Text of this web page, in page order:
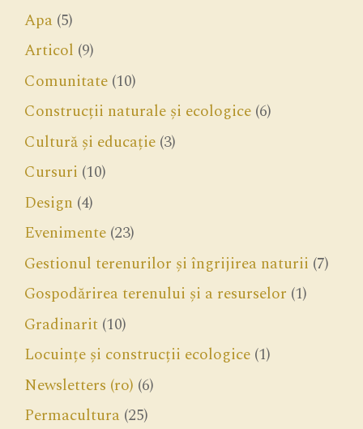
Apa (5)
Articol (9)
Comunitate (10)
Construcții naturale și ecologice (6)
Cultură și educație (3)
Cursuri (10)
Design (4)
Evenimente (23)
Gestionul terenurilor și îngrijirea naturii (7)
Gospodărirea terenului și a resurselor (1)
Gradinarit (10)
Locuințe și construcții ecologice (1)
Newsletters (ro) (6)
Permacultura (25)